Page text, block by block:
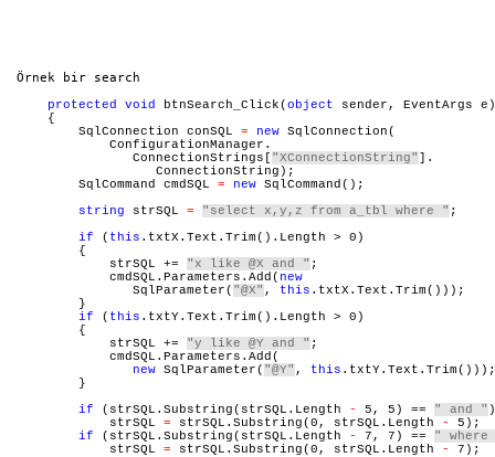
Örnek bir search
protected void btnSearch_Click(object sender, EventArgs e)
{
SqlConnection conSQL = new SqlConnection(
ConfigurationManager.
ConnectionStrings["XConnectionString" ].
ConnectionString);
SqlCommand cmdSQL = new SqlCommand();
string strSQL = "select x,y,z from a_tbl where " ;
if ( this .txtX.Text.Trim().Length > 0)
{
strSQL += "x like @X and " ;
cmdSQL.Parameters.Add( new
SqlParameter( "@X" , this .txtX.Text.Trim()));
}
if ( this .txtY.Text.Trim().Length > 0)
{
strSQL += "y like @Y and " ;
cmdSQL.Parameters.Add(
new SqlParameter( "@Y" , this .txtY.Text.Trim()));
}
if (strSQL.Substring(strSQL.Length - 5, 5) == " and " )
strSQL = strSQL.Substring(0, strSQL.Length -
5);
if (strSQL.Substring(strSQL.Length - 7, 7) == " where
strSQL = strSQL.Substring(0, strSQL.Length -
7);